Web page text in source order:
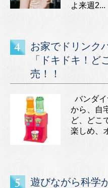
よ来週2...
お家でドリンク
「ドキドキ！ど
売！！
バンダ
から、自
ど、どこ
楽しめ、
遊びながら科学